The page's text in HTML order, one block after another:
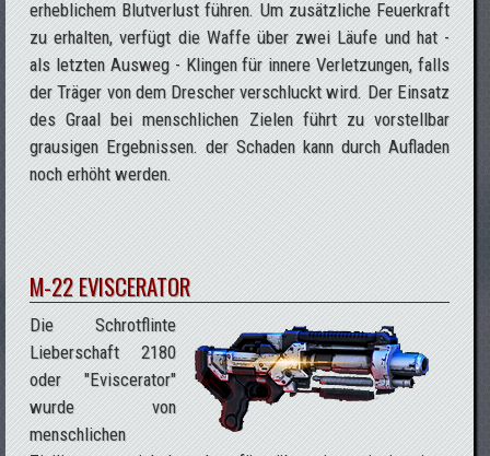
erheblichem Blutverlust führen. Um zusätzliche Feuerkraft
zu erhalten, verfügt die Waffe über zwei Läufe und hat -
als letzten Ausweg - Klingen für innere Verletzungen, falls
der Träger von dem Drescher verschluckt wird. Der Einsatz
des Graal bei menschlichen Zielen führt zu vorstellbar
grausigen Ergebnissen. der Schaden kann durch Aufladen
noch erhöht werden.
M-22 EVISCERATOR
Die Schrotflinte
Lieberschaft 2180
oder "Eviscerator"
wurde von
menschlichen